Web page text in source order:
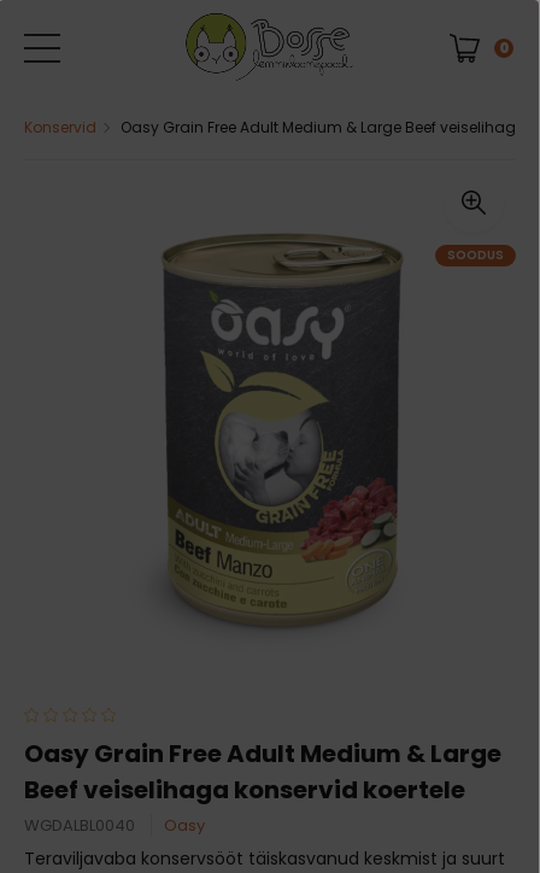
0
Konservid Oasy Grain Free Adult Medium & Large Beef veiselihaga
SOODUS
Oasy Grain Free Adult Medium & Large
Beef veiselihaga konservid koertele
WGDALBL0040 Oasy
Teraviljavaba konservsööt täiskasvanud keskmist ja suurt